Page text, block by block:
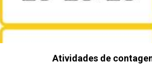
Atividades de